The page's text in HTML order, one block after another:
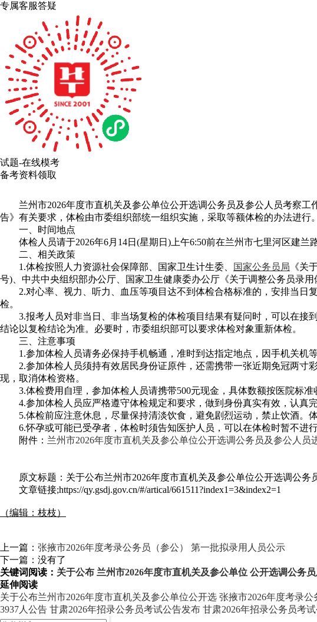
专属客服答疑
试题-在线模考
备考资料领取
兰州市2026年度市直机关及参公单位公开选调公务员及参公人员考察工
告》有关要求，体检由市委组织部统一组织实施，采取等额体检的办法进行
一、时间地点
体检人员请于2026年6月14日(星期日)上午6:50前在兰州市七里河区建兰
二、相关政策
1.体检按照人力资源社会保障部、国家卫生计生委、
国家公务员局 《关
号)、中共中央组织部办公厅、国家卫生健康委办公厅《关于调整公务员录
2.对心率、视力、听力、血压等项目达不到体检合格标准的，安排当日
检。
3.报考人员对非当日、非当场复检的体检项目结果有疑问时，可以在接
结论以复检结论为准。必要时，市委组织部可以要求体检对象重新体检。
三、注意事项
1.参加体检人员请务必保持手机畅通，准时到达指定地点，因手机关机
2.参加体检人员须持有效居民身份证原件，还需携带一张近期免冠两寸
现，取消体检资格。
3.体检费用自理，参加体检人员请携带500元现金，具体数额按医院标准
4.参加体检人员应严格遵守体检规定和要求，做到身份真实有效，认真
5.体检前应注意休息，尽量保持清淡饮食，避免剧烈运动，禁止饮酒。体
6.怀孕或可能已受孕者，体检时须告知医护人员，可以在体检时暂不进行
附件： 兰州市2026年度市直机关及参公单位公开选调公务员及参公人员
原文标题：关于公布兰州市2026年度市直机关及参公单位公开选调公务
文章链接;https://qy.gsdj.gov.cn/#/artical/661511?index1=3&index2=1
（编辑：枝枝）
上一篇： 张掖市2026年度考录公务员（参公） 第一批拟录用人员公示
下一篇：没有了
关键词阅读： 关于公布 兰州市2026年度市直机关及参公单位 公开选调公务
延伸阅读
关于公布兰州市2026年度市直机关及参公单位公开选 张掖市2026年度考录
3937人公告 甘肃2026年招录公务员考试公告发布 甘肃2026年招录公务员考